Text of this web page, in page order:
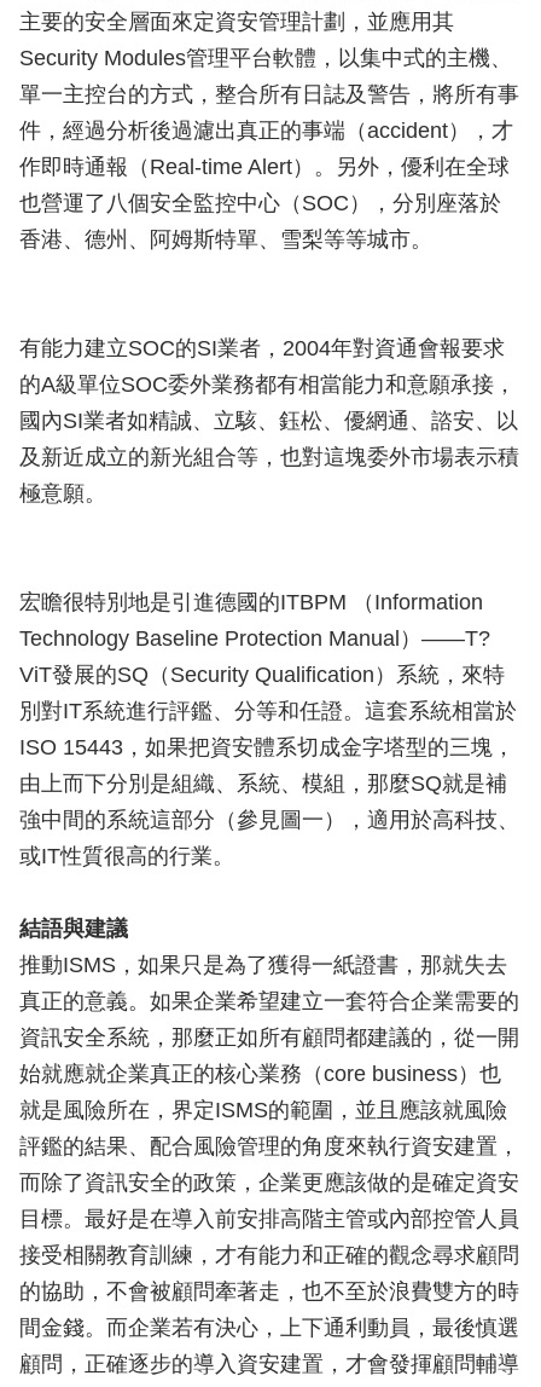
主要的安全層面來定資安管理計劃，並應用其
Security Modules管理平台軟體，以集中式的主機、
單一主控台的方式，整合所有日誌及警告，將所有事
件，經過分析後過濾出真正的事端（accident），才
作即時通報（Real-time Alert）。另外，優利在全球
也營運了八個安全監控中心（SOC），分別座落於
香港、德州、阿姆斯特單、雪梨等等城市。
有能力建立SOC的SI業者，2004年對資通會報要求
的A級單位SOC委外業務都有相當能力和意願承接，
國內SI業者如精誠、立駭、鈺松、優網通、諮安、以
及新近成立的新光組合等，也對這塊委外市場表示積
極意願。
宏瞻很特別地是引進德國的ITBPM （Information
Technology Baseline Protection Manual）——T?
ViT發展的SQ（Security Qualification）系統，來特
別對IT系統進行評鑑、分等和任證。這套系統相當於
ISO 15443，如果把資安體系切成金字塔型的三塊，
由上而下分別是組織、系統、模組，那麼SQ就是補
強中間的系統這部分（參見圖一），適用於高科技、
或IT性質很高的行業。
結語與建議
推動ISMS，如果只是為了獲得一紙證書，那就失去
真正的意義。如果企業希望建立一套符合企業需要的
資訊安全系統，那麼正如所有顧問都建議的，從一開
始就應就企業真正的核心業務（core business）也
就是風險所在，界定ISMS的範圍，並且應該就風險
評鑑的結果、配合風險管理的角度來執行資安建置，
而除了資訊安全的政策，企業更應該做的是確定資安
目標。最好是在導入前安排高階主管或內部控管人員
接受相關教育訓練，才有能力和正確的觀念尋求顧問
的協助，不會被顧問牽著走，也不至於浪費雙方的時
間金錢。而企業若有決心，上下通利動員，最後慎選
顧問，正確逐步的導入資安建置，才會發揮顧問輔導